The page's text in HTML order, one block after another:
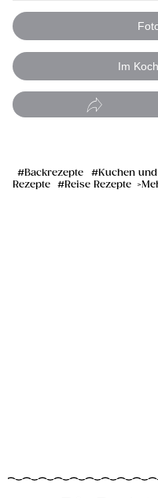
Im
Backrezepte Kuchen
Rezepte
Reise Rezepte